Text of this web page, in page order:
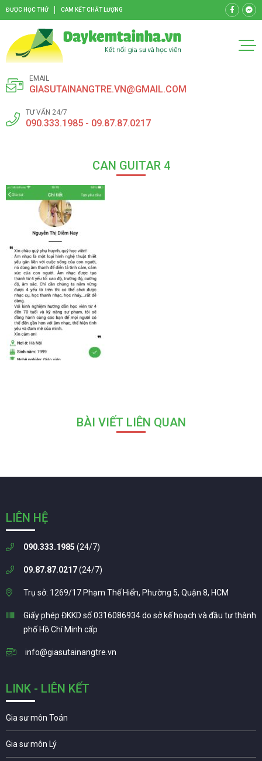
ĐƯỢC HỌC THỬ CAM KẾT CHẤT LƯỢNG
EMAIL
GIASUTAINANGTRE.VN@GMAIL.COM
TƯ VẤN 24/7
090.333.1985 - 09.87.87.0217
CAN GUITAR 4
BÀI VIẾT LIÊN QUAN
LIÊN HỆ
090.333.1985 (24/7)
09.87.87.0217(24/7)
Trụ sở: 1269/17 Phạm Thế Hiển, Phường 5, Quận 8, HCM
Giấy phép ĐKKD số 0316086934 do sở kế hoạch và đầu tư thành
phố Hồ Chí Minh cấp
info@giasutainangtre.vn
LINK - LIÊN KẾT
Gia sư môn Toán
Gia sư môn Lý